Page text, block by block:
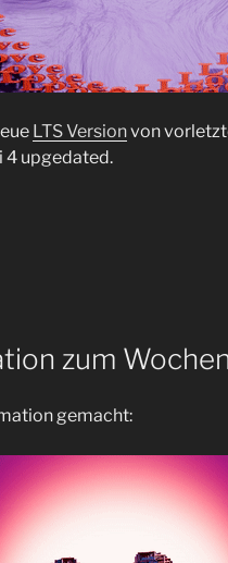
LTS Versionvon
4 upgedated.
zum
gemacht: